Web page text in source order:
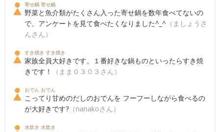
寄せ鍋 寄せ鍋
野菜と魚介類がたくさん入った寄せ鍋を数年食べてないの
で、アンケートを見て食べたくなりました^_^ （ましょうさ
んさん）
すき焼き すき焼き
家族全員大好きです。１番好きな鍋ものといったらすき焼
きです！
（まま０３０３さん）
おでん おでん
こってり甘めのだしのおでんを フーフーしながら食べるの
が大好きです? （nanakoさん）
水炊き 水炊き